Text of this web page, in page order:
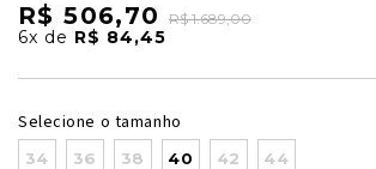
R$ 506,70 R$ 1.689,00
6x de R$ 84,45
Selecione o tamanho
34 36 38 40 42 44